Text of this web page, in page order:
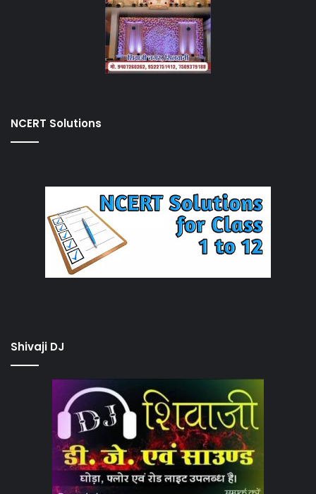
NCERT Solutions
Shivaji DJ